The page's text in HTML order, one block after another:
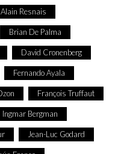
Alain Resnais
Brian De Palma
David Cronenberg
Fernando Ayala
François Truffaut
Ingmar Bergman
Jean-Luc Godard